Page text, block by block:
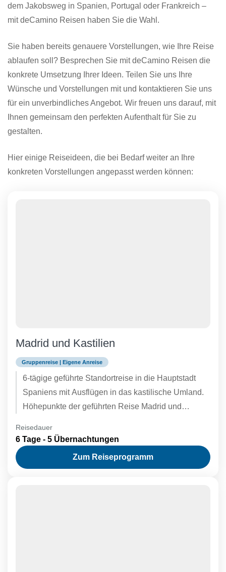
dem Jakobsweg in Spanien, Portugal oder Frankreich –
mit deCamino Reisen haben Sie die Wahl.
Sie haben bereits genauere Vorstellungen, wie Ihre Reise
ablaufen soll? Besprechen Sie mit deCamino Reisen die
konkrete Umsetzung Ihrer Ideen. Teilen Sie uns Ihre
Wünsche und Vorstellungen mit und kontaktieren Sie uns
für ein unverbindliches Angebot. Wir freuen uns darauf, mit
Ihnen gemeinsam den perfekten Aufenthalt für Sie zu
gestalten.
Hier einige Reiseideen, die bei Bedarf weiter an Ihre
konkreten Vorstellungen angepasst werden können:
Madrid und Kastilien
Gruppenreise | Eigene Anreise
6-tägige geführte Standortreise in die Hauptstadt
Spaniens mit Ausflügen in das kastilische Umland.
Höhepunkte der geführten Reise Madrid und
Reisedauer
6 Tage - 5 Übernachtungen
Zum Reiseprogramm